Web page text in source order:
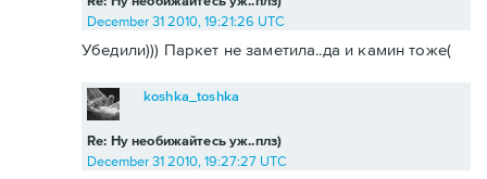
December 31 2010, 19:21:26 UTC
Убедили))) Паркет не заметила..да и камин тоже(
Re: Ну необижайтесь уж..плз)
koshka_toshka
December 31 2010, 19:27:27 UTC